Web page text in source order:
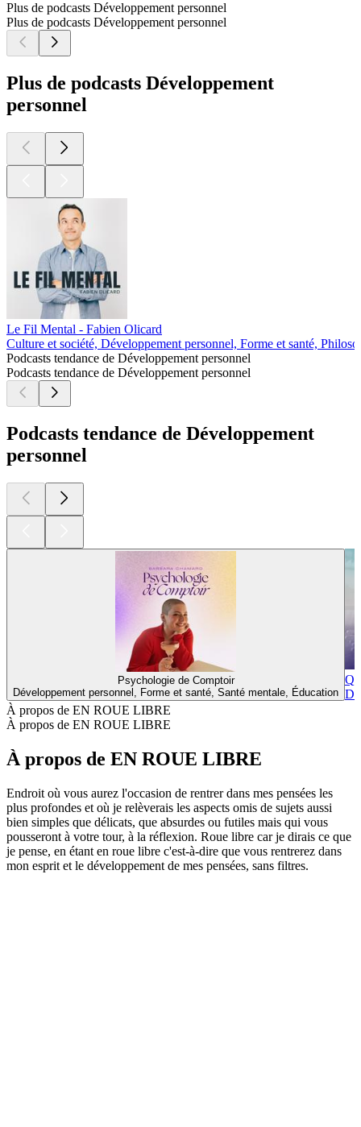
Plus de podcasts Développement personnel
Plus de podcasts Développement personnel
Plus de podcasts Développement
personnel
Le Fil Mental - Fabien Olicard
Culture et société, Développement personnel, Forme et santé,
Podcasts tendance de Développement personnel
Podcasts tendance de Développement personnel
Podcasts tendance de Développement
personnel
Psychologie de Comptoir
Développement personnel, Forme et santé, Santé mentale, Éducation
À propos de EN ROUE LIBRE
À propos de EN ROUE LIBRE
À propos de EN ROUE LIBRE
Endroit où vous aurez l'occasion de rentrer dans mes pensées les
plus profondes et où je relèverais les aspects omis de sujets aussi
bien simples que délicats, que absurdes ou futiles mais qui vous
pousseront à votre tour, à la réflexion. Roue libre car je dirais ce que
je pense, en étant en roue libre c'est-à-dire que vous rentrerez dans
mon esprit et le développement de mes pensées, sans filtres.